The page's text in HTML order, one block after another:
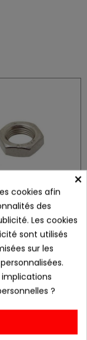
2,93 €
×
cookies afin
des
Les cookies
sont utilisés
sur les
?